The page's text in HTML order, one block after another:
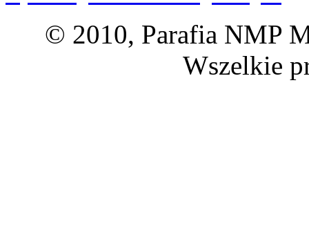
© 2010, Parafia NMP
Wszelkie